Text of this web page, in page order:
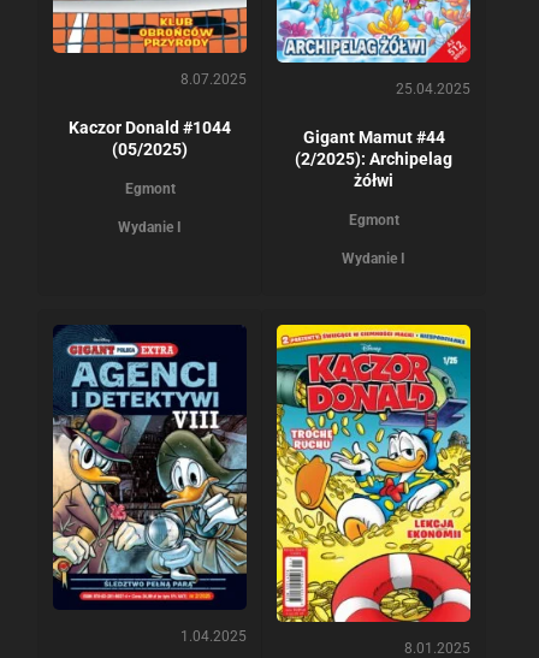
8.07.2025
Kaczor Donald #1044
(05/2025)
Egmont
Wydanie I
25.04.2025
Gigant Mamut #44
(2/2025): Archipelag
żółwi
Egmont
Wydanie I
1.04.2025
8.01.2025